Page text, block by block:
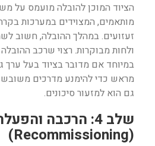
הציוד המוכן להובלה מועמס על
מותאמים, המצוידים במערכות
זעזועים. במהלך ההובלה, חשוב
ולחות מבוקרות. רצוי שרכב
במיוחד אם מדובר בציוד בעל ערך
מראש כדי להימנע מדרכים
גם הוא למזעור סיכונים.
שלב 4: הרכבה
(Recommissioning)